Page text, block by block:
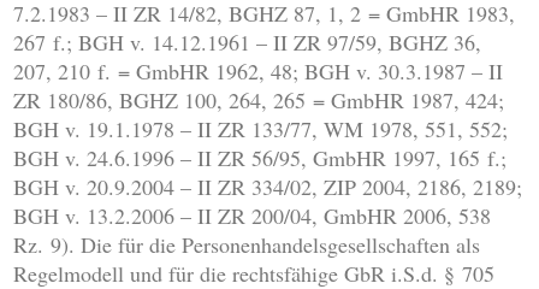
7.2.1983 – II ZR 14/82, BGHZ 87, 1, 2 = GmbHR 1983,
267 f.; BGH v. 14.12.1961 – II ZR 97/59, BGHZ 36,
207, 210 f. = GmbHR 1962, 48; BGH v. 30.3.1987 – II
ZR 180/86, BGHZ 100, 264, 265 = GmbHR 1987, 424;
BGH v. 19.1.1978 – II ZR 133/77, WM 1978, 551, 552;
BGH v. 24.6.1996 – II ZR 56/95, GmbHR 1997, 165 f.;
BGH v. 20.9.2004 – II ZR 334/02, ZIP 2004, 2186, 2189;
BGH v. 13.2.2006 – II ZR 200/04, GmbHR 2006, 538
Rz. 9). Die für die Personenhandelsgesellschaften als
Regelmodell und für die rechtsfähige GbR i.S.d. § 705